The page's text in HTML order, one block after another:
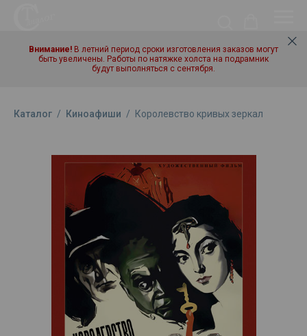
Внимание! В летний период сроки изготовления заказов могут
быть увеличены. Работы по натяжке холста на подрамник
будут выполняться с сентября.
Каталог / Киноафиши / Королевство кривых зеркал